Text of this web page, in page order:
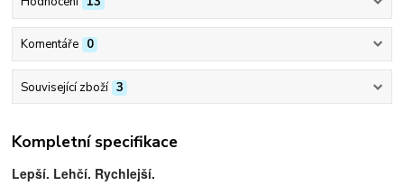
Komentáře 0
Související zboží 3
Kompletní specifikace
Lepší. Lehčí. Rychlejší.